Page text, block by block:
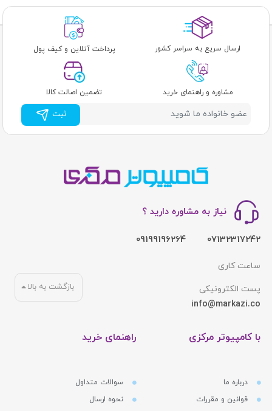
ارسال سریع به سراسر کشور پرداخت آنلاین و کیف پول
مشاوره و راهنمای خرید تضمین اصالت کالا
ثبت
نیاز به مشاوره دارید ؟
07132317242
09199196264
ساعت کاری
پست الکترونیکی
info@markazi.co
با کامپیوتر مرکزی
درباره ما
قوانین و مقررات
راهنمای خرید
سوالات متداول
نحوه ارسال
بازگشت به بالا